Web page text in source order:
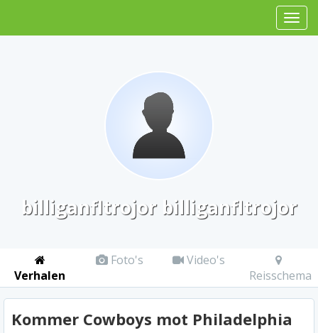
billiganfltrojor billiganfltrojor
Verhalen
Foto's
Video's
Reisschema
Kommer Cowboys mot Philadelphia